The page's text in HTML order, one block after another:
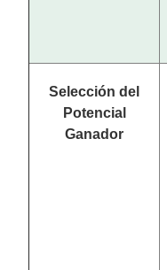
Selección del
Potencial
Ganador